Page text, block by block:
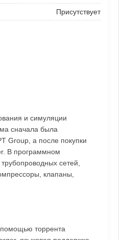
Присутствует
и симуляции
сначала была
Group, а после покупки
В программном
сетей,
клапаны,
торрента